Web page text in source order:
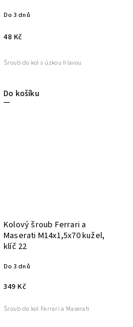
Do 3 dnů
48 Kč
Do košíku
Šroub do kol s úzkou hlavou
Kolový šroub Ferrari a
Maserati M14x1,5x70 kužel,
klíč 22
Do 3 dnů
349 Kč
Šroub do kol Ferrari a Maserati